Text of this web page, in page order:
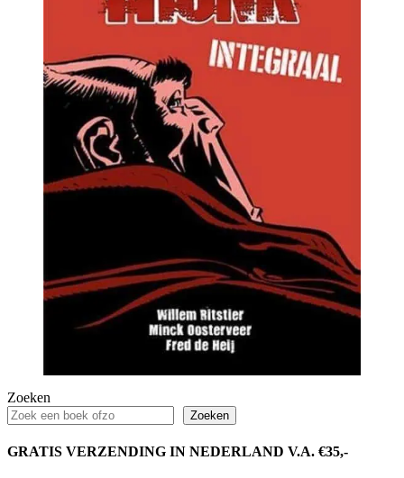
Zoeken
Zoeken
GRATIS VERZENDING IN NEDERLAND V.A. €35,-